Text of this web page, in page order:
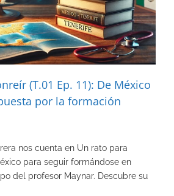
(T.01 Ep. 11): De México
por la formación
nos cuenta en Un rato para
para seguir formándose en
del profesor Maynar. Descubre su